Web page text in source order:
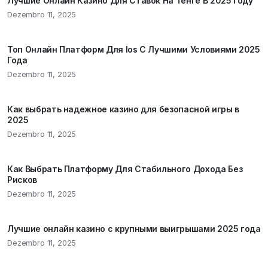
Dezembro 11, 2025
Топ Онлайн Платформ Для Ios С Лучшими Условиями 2025
Года
Dezembro 11, 2025
Как выбрать надежное казино для безопасной игры в
2025
Dezembro 11, 2025
Как Выбрать Платформу Для Стабильного Дохода Без
Рисков
Dezembro 11, 2025
Лучшие онлайн казино с крупными выигрышами 2025 года
Dezembro 11, 2025